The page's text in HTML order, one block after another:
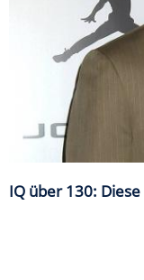
IQ über 130: